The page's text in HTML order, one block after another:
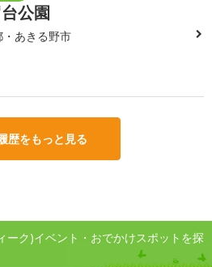
公園
・あきる野市
歴をもっと見る
ーク)イベント・おでかけスポットを探